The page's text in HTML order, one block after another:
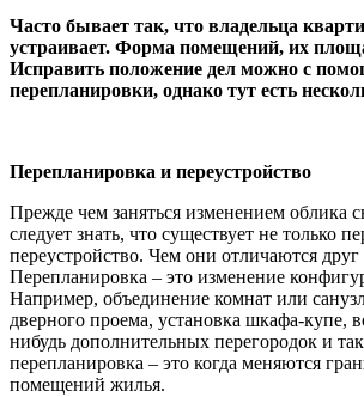
Часто бывает так, что владельца
устраивает. Форма помещений, их
Исправить положение дел можно с
перепланировки, однако тут есть
Перепланировка и переустройство
Прежде чем заняться изменением облика
следует знать, что существует не только
переустройство. Чем они отличаются друг
Перепланировка – это изменение
Например, объединение комнат или
дверного проема, установка шкафа-купе,
нибудь дополнительных перегородок и
перепланировка – это когда меняются
помещений жилья.